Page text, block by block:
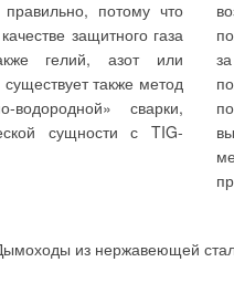
потому что
защитного газа
гелий, азот или
также метод
водородной» сварки,
сущности с TIG-
→ Отопление и ГВС за 2
ЖУРНАЛ СОК СЕНТЯБРЬ
→ Стопроцентное
ЖУРНАЛ СОК АВГУСТ 2013
→ Гибридная схема
ЖУРНАЛ СОК АВГУСТ 2013
→ Учет энергоресурсов в
ЖУРНАЛ СОК ОКТЯБРЬ 2012